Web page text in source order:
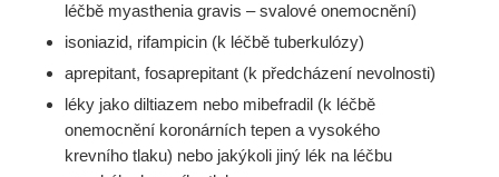
léčbě myasthenia gravis – svalové onemocnění)
isoniazid, rifampicin (k léčbě tuberkulózy)
aprepitant, fosaprepitant (k předcházení nevolnosti)
léky jako diltiazem nebo mibefradil (k léčbě
onemocnění koronárních tepen a vysokého
krevního tlaku) nebo jakýkoli jiný lék na léčbu